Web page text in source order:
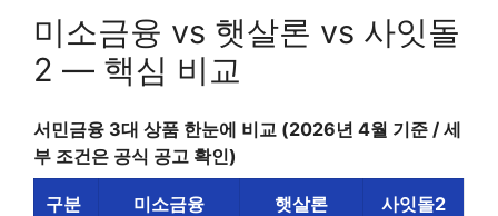
미소금융 vs 햇살론 vs 사잇돌
2 — 핵심 비교
서민금융 3대 상품 한눈에 비교 (2026년 4월 기준 / 세
부 조건은 공식 공고 확인)
구분 미소금융 햇살론 사잇돌2